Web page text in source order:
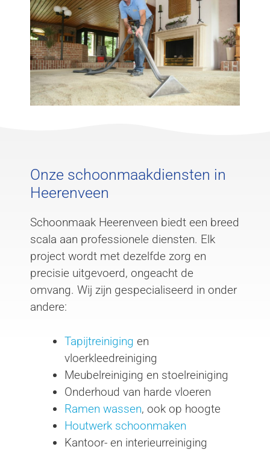
Onze schoonmaakdiensten in
Heerenveen
Schoonmaak Heerenveen biedt een breed
scala aan professionele diensten. Elk
project wordt met dezelfde zorg en
precisie uitgevoerd, ongeacht de
omvang. Wij zijn gespecialiseerd in onder
andere:
Tapijtreiniging en
vloerkleedreiniging
Meubelreiniging en stoelreiniging
Onderhoud van harde vloeren
Ramen wassen, ook op hoogte
Houtwerk schoonmaken
Kantoor- en interieurreiniging